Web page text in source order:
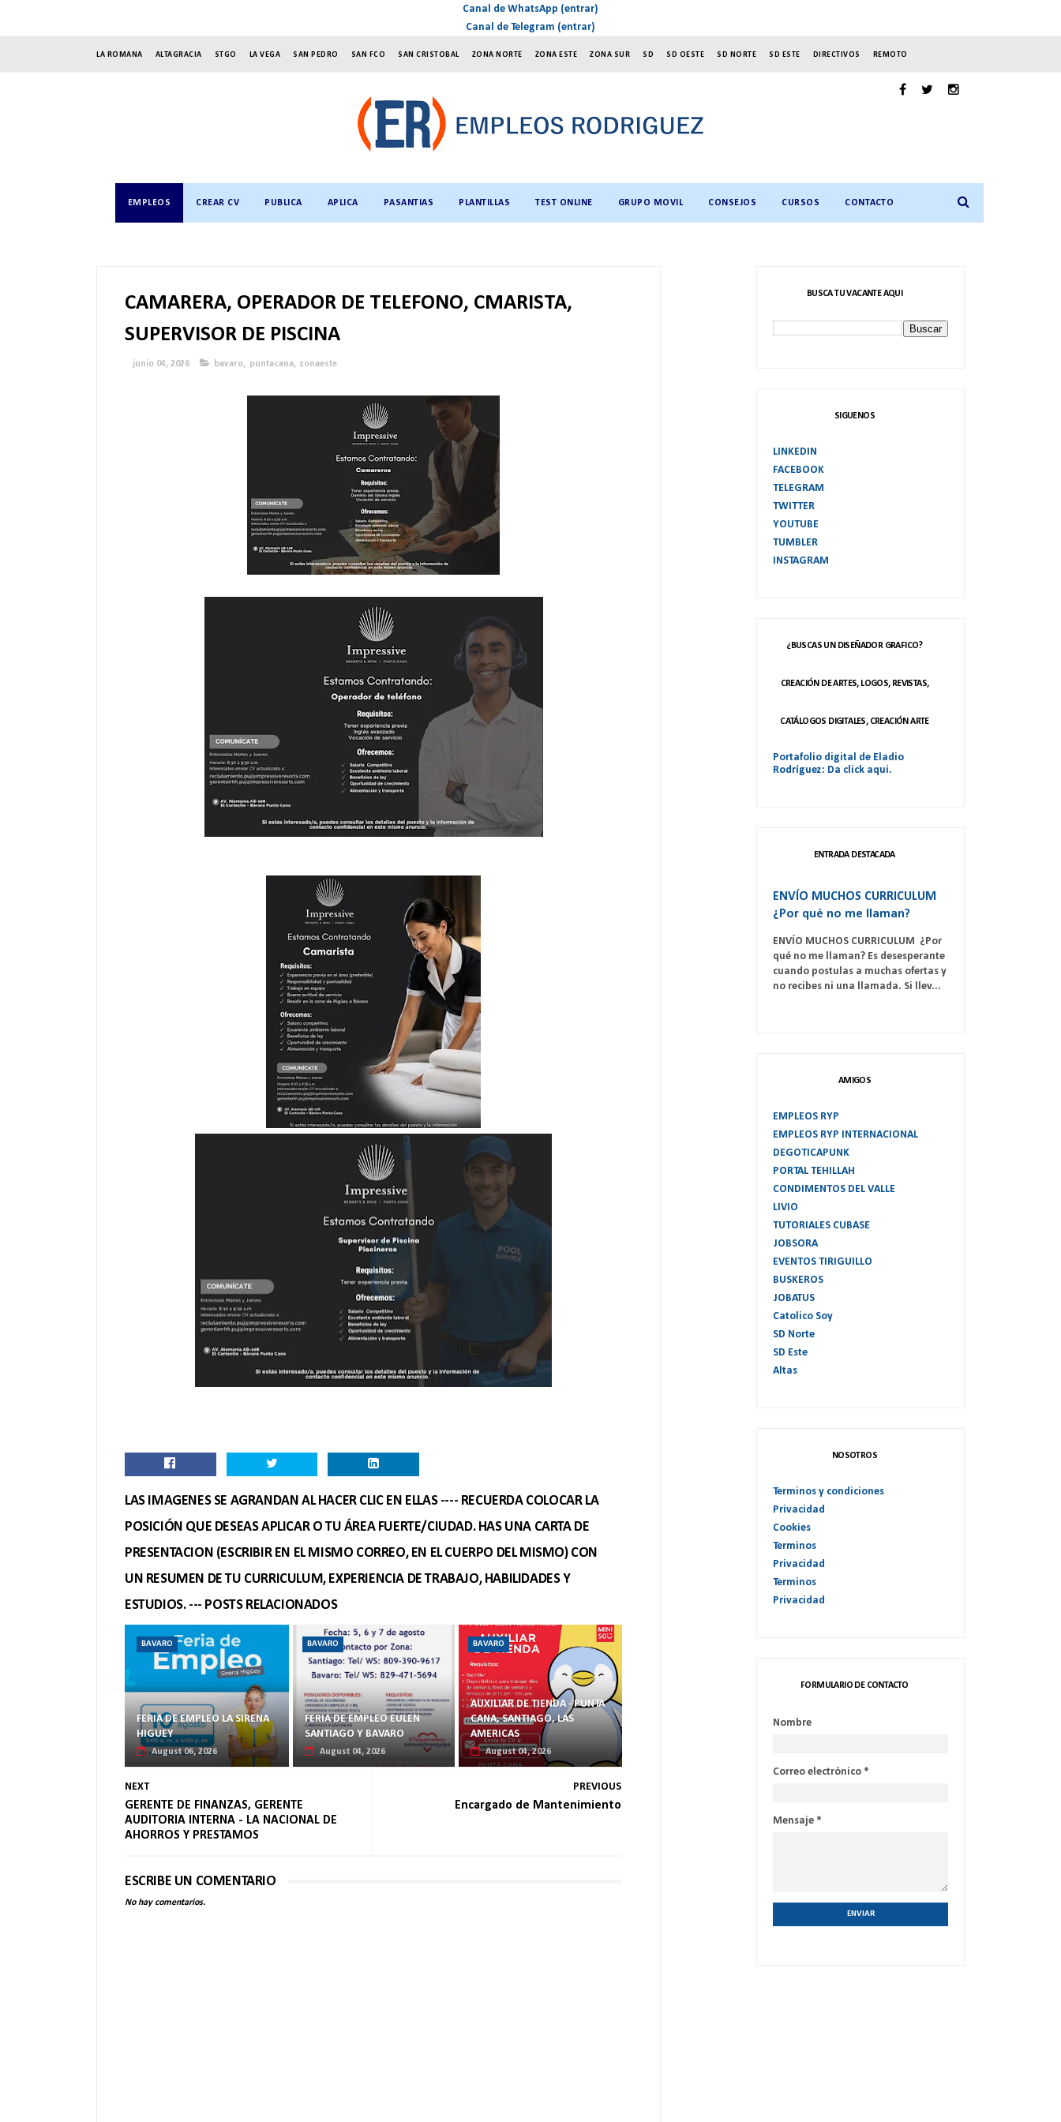
Canal de WhatsApp (entrar)
Canal de Telegram (entrar)
LA ROMANA ALTAGRACIA STGO LA VEGA SAN PEDRO SAN FCO SAN CRISTOBAL ZONA NORTE ZONA ESTE ZONA SUR SD SD OESTE SD NORTE SD ESTE DIRECTIVOS REMOTO
EMPLEOS CREAR CV PUBLICA APLICA PASANTIAS PLANTILLAS TEST ONLINE GRUPO MOVIL CONSEJOS CURSOS CONTACTO
CAMARERA, OPERADOR DE TELEFONO, CMARISTA,
SUPERVISOR DE PISCINA
junio 04, 2026 bavaro, puntacana, zonaeste
LAS IMAGENES SE AGRANDAN AL HACER CLIC EN ELLAS ---- RECUERDA COLOCAR LA
POSICIÓN QUE DESEAS APLICAR O TU ÁREA FUERTE/CIUDAD. HAS UNA CARTA DE
PRESENTACION (ESCRIBIR EN EL MISMO CORREO, EN EL CUERPO DEL MISMO) CON
UN RESUMEN DE TU CURRICULUM, EXPERIENCIA DE TRABAJO, HABILIDADES Y
ESTUDIOS. --- POSTS RELACIONADOS
BAVARO
FERIA DE EMPLEO LA SIRENA
HIGUEY
August 06, 2026
BAVARO
FERIA DE EMPLEO EULEN
SANTIAGO Y BAVARO
August 04, 2026
BAVARO
AUXILIAR DE TIENDA - PUNTA
CANA, SANTIAGO, LAS
AMERICAS
August 04, 2026
NEXT
GERENTE DE FINANZAS, GERENTE
AUDITORIA INTERNA - LA NACIONAL DE
AHORROS Y PRESTAMOS
PREVIOUS
Encargado de Mantenimiento
ESCRIBE UN COMENTARIO
No hay comentarios.
BUSCA TU VACANTE AQUI
SIGUENOS
LINKEDIN
FACEBOOK
TELEGRAM
TWITTER
YOUTUBE
TUMBLER
INSTAGRAM
¿BUSCAS UN DISEÑADOR GRAFICO?
CREACIÓN DE ARTES, LOGOS, REVISTAS,
CATÁLOGOS DIGITALES, CREACIÓN ARTE
Portafolio digital de Eladio
Rodríguez: Da click aqui.
ENTRADA DESTACADA
ENVÍO MUCHOS CURRICULUM
¿Por qué no me llaman?
ENVÍO MUCHOS CURRICULUM ¿Por
qué no me llaman? Es desesperante
cuando postulas a muchas ofertas y
no recibes ni una llamada. Si llev...
AMIGOS
EMPLEOS RYP
EMPLEOS RYP INTERNACIONAL
DEGOTICAPUNK
PORTAL TEHILLAH
CONDIMENTOS DEL VALLE
LIVIO
TUTORIALES CUBASE
JOBSORA
EVENTOS TIRIGUILLO
BUSKEROS
JOBATUS
Catolico Soy
SD Norte
SD Este
Altas
NOSOTROS
Terminos y condiciones
Privacidad
Cookies
Terminos
Privacidad
Terminos
Privacidad
FORMULARIO DE CONTACTO
Nombre
Correo electrónico *
Mensaje *